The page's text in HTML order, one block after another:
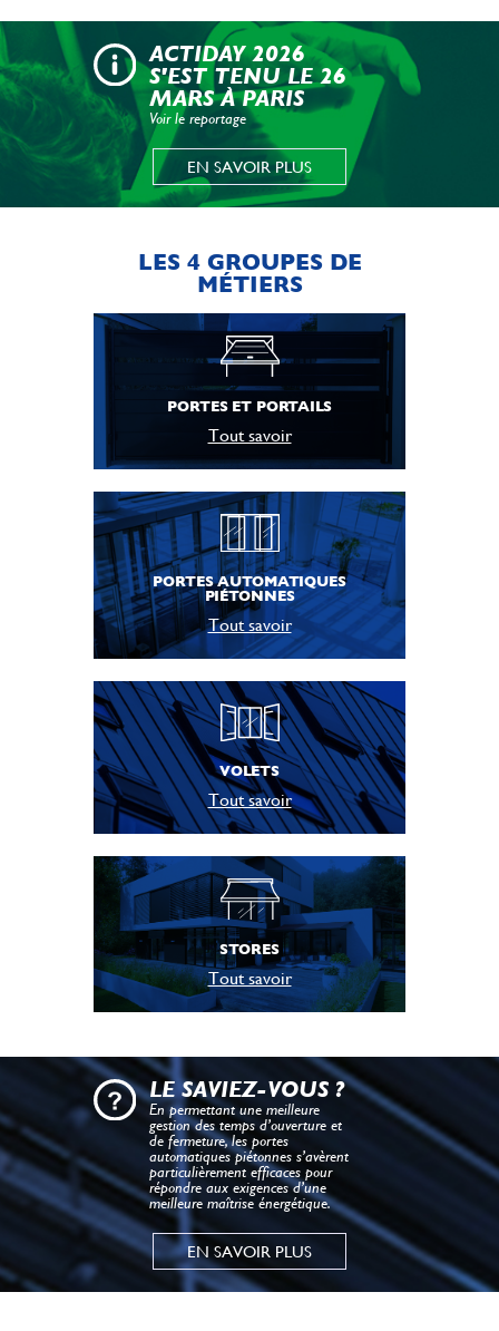
ACTIDAY 2026
S'EST TENU LE 26
MARS À PARIS
Voir le reportage
EN SAVOIR PLUS
LES 4 GROUPES DE
MÉTIERS
PORTES ET PORTAILS
Tout savoir
PORTES AUTOMATIQUES
PIÉTONNES
Tout savoir
VOLETS
Tout savoir
STORES
Tout savoir
LE SAVIEZ-VOUS ?
En permettant une meilleure
gestion des temps d’ouverture et
de fermeture, les portes
automatiques piétonnes s’avèrent
particulièrement efficaces pour
répondre aux exigences d’une
meilleure maîtrise énergétique.
EN SAVOIR PLUS